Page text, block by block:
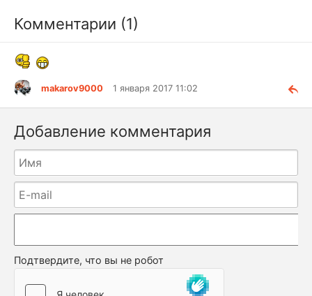
Комментарии (1)
makarov9000 1 января 2017 11:02
Добавление комментария
Подтвердите, что вы не робот